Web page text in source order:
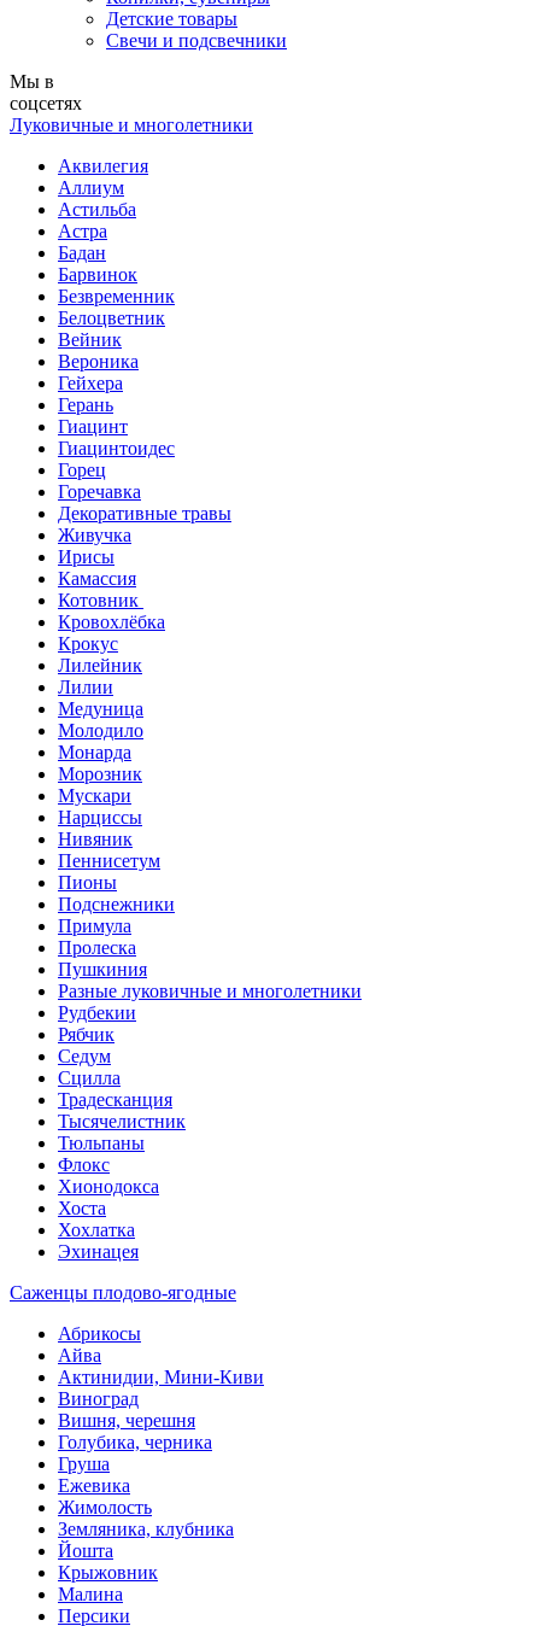
Детские товары
Свечи и подсвечники
Мы в
соцсетях
Луковичные и многолетники
Аквилегия
Аллиум
Астильба
Астра
Бадан
Барвинок
Безвременник
Белоцветник
Вейник
Вероника
Гейхера
Герань
Гиацинт
Гиацинтоидес
Горец
Горечавка
Декоративные травы
Живучка
Ирисы
Камассия
Котовник
Кровохлёбка
Крокус
Лилейник
Лилии
Медуница
Молодило
Монарда
Морозник
Мускари
Нарциссы
Нивяник
Пеннисетум
Пионы
Подснежники
Примула
Пролеска
Пушкиния
Разные луковичные и многолетники
Рудбекии
Рябчик
Седум
Сцилла
Традесканция
Тысячелистник
Тюльпаны
Флокс
Хионодокса
Хоста
Хохлатка
Эхинацея
Саженцы плодово-ягодные
Абрикосы
Айва
Актинидии, Мини-Киви
Виноград
Вишня, черешня
Голубика, черника
Груша
Ежевика
Жимолость
Земляника, клубника
Йошта
Крыжовник
Малина
Персики